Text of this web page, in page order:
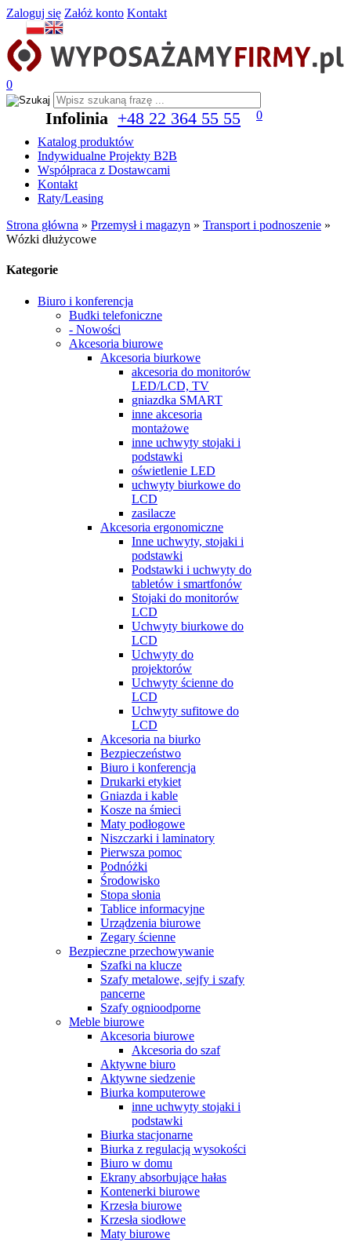
Zaloguj się Załóż konto Kontakt
0
Infolinia +48 22 364 55 55
0
Katalog produktów
Indywidualne Projekty B2B
Współpraca z Dostawcami
Kontakt
Raty/Leasing
Strona główna » Przemysł i magazyn » Transport i podnoszenie »
Wózki dłużycowe
Kategorie
Biuro i konferencja
Budki telefoniczne
- Nowości
Akcesoria biurowe
Akcesoria biurkowe
akcesoria do monitorów
LED/LCD, TV
gniazdka SMART
inne akcesoria
montażowe
inne uchwyty stojaki i
podstawki
oświetlenie LED
uchwyty biurkowe do
LCD
zasilacze
Akcesoria ergonomiczne
Inne uchwyty, stojaki i
podstawki
Podstawki i uchwyty do
tabletów i smartfonów
Stojaki do monitorów
LCD
Uchwyty biurkowe do
LCD
Uchwyty do
projektorów
Uchwyty ścienne do
LCD
Uchwyty sufitowe do
LCD
Akcesoria na biurko
Bezpieczeństwo
Biuro i konferencja
Drukarki etykiet
Gniazda i kable
Kosze na śmieci
Maty podłogowe
Niszczarki i laminatory
Pierwsza pomoc
Podnóżki
Środowisko
Stopa słonia
Tablice informacyjne
Urządzenia biurowe
Zegary ścienne
Bezpieczne przechowywanie
Szafki na klucze
Szafy metalowe, sejfy i szafy
pancerne
Szafy ognioodporne
Meble biurowe
Akcesoria biurowe
Akcesoria do szaf
Aktywne biuro
Aktywne siedzenie
Biurka komputerowe
inne uchwyty stojaki i
podstawki
Biurka stacjonarne
Biurka z regulacją wysokości
Biuro w domu
Ekrany absorbujące hałas
Kontenerki biurowe
Krzesła biurowe
Krzesła siodłowe
Maty biurowe